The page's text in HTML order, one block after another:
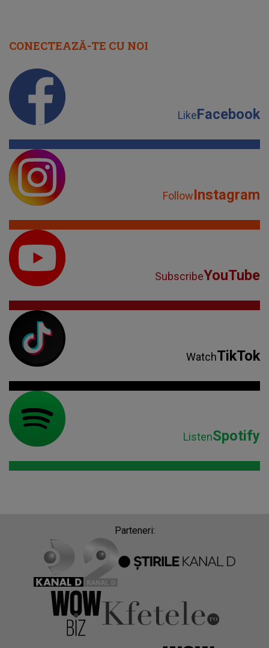
Despre Radio Impuls
Frecvențe Radio Impuls